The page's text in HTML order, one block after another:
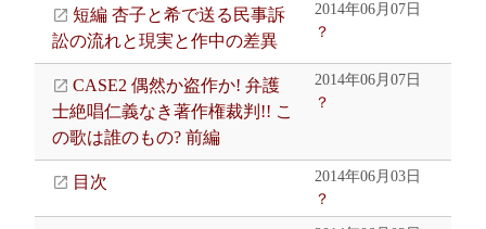
短編 杏子と希で送る民事訴
訟の流れと現実と作中の差異
2014年06月07日
？
CASE2 偶然か盗作か! 弁護
士絶唱仁義なき著作権裁判!! こ
の歌は誰のもの? 前編
2014年06月07日
？
目次
2014年06月03日
？